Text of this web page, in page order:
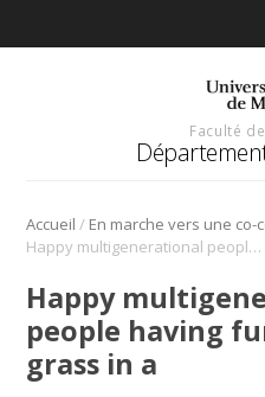
Faculté
Accueil /
Happy multigenerational people having fun sitting on grass in a
Happy
people having
grass in a